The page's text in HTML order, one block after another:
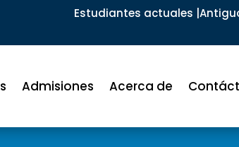
Estudiantes actuales |
Admisiones Acerca de